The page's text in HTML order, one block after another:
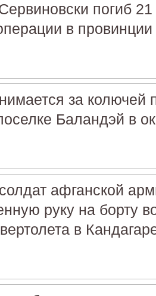
погиб
в
за колючей
Баландэй в
афганской
руку на борту
вертолета в